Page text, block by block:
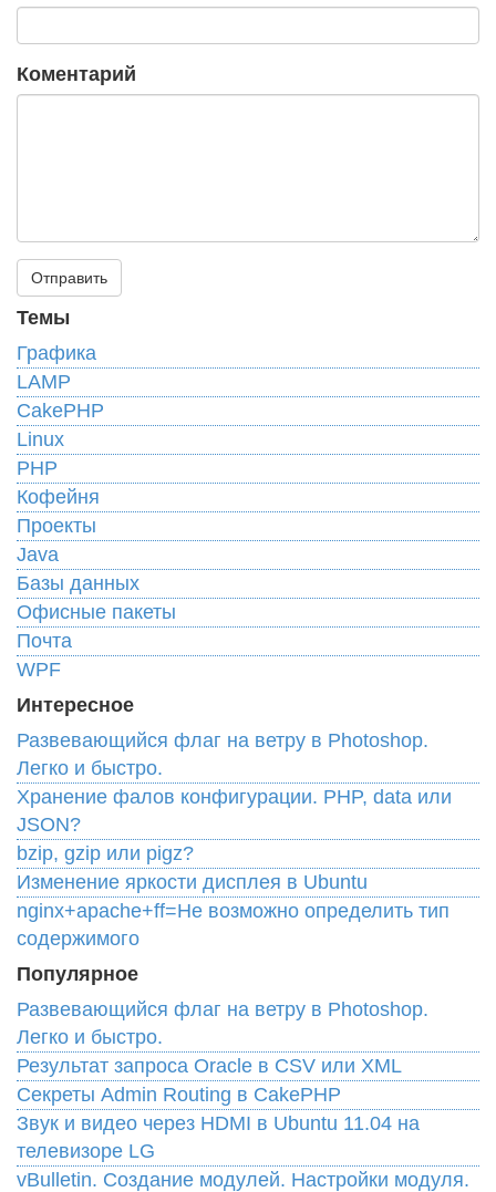
Коментарий
Темы
Графика
LAMP
CakePHP
Linux
PHP
Кофейня
Проекты
Java
Базы данных
Офисные пакеты
Почта
WPF
Интересное
Развевающийся флаг на ветру в Photoshop.
Легко и быстро.
Хранение фалов конфигурации. PHP, data или
JSON?
bzip, gzip или pigz?
Изменение яркости дисплея в Ubuntu
nginx+apache+ff=Не возможно определить тип
содержимого
Популярное
Развевающийся флаг на ветру в Photoshop.
Легко и быстро.
Результат запроса Oracle в CSV или XML
Cекреты Admin Routing в CakePHP
Звук и видео через HDMI в Ubuntu 11.04 на
телевизоре LG
vBulletin. Создание модулей. Настройки модуля.